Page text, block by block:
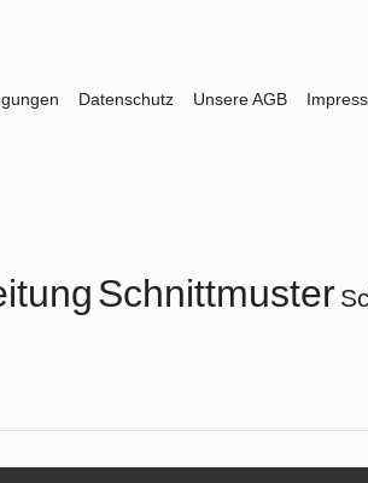
Datenschutz Unsere AGB
Schnittmuster